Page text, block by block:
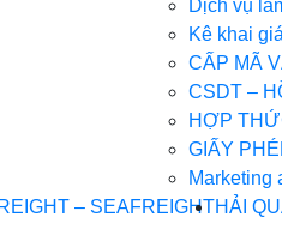
Dịch vụ
Kê khai
CẤP MÃ
CSDT –
HỢP
GIẤY
Marketing
– SEAFREIGHTHẢI